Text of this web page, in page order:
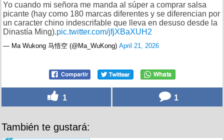
Yo cuando mi señora me manda al súper a comprar salsa
picante (hay como 180 marcas diferentes y se diferencian por
un caracter chino indescrifable que lleva en desuso desde la
Dinastía Ming).pic.twitter.com/jfjXBaXUH2
— Ma Wukong 马悟空 (@Ma_WuKong) April 21, 2026
1 1
También te gustará: